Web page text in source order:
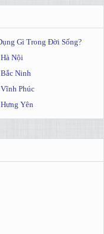
Gì Trong Đời Sống?
Nội
Ninh
Phúc
Yên